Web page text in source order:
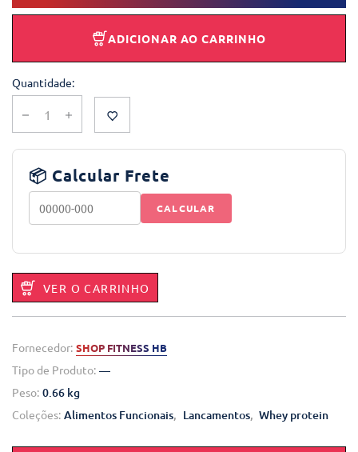
ADICIONAR AO CARRINHO
Quantidade:
📦 Calcular Frete
CALCULAR
VER O CARRINHO
Fornecedor: SHOP FITNESS HB
Tipo de Produto: —
Peso: 0.66 kg
Coleções: Alimentos Funcionais, Lancamentos, Whey protein